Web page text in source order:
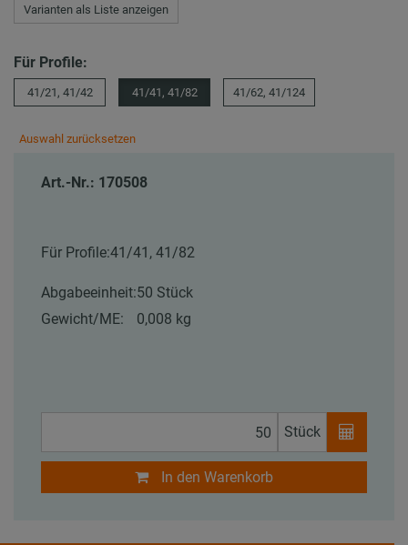
Varianten als Liste anzeigen
Für Profile:
41/21, 41/42 41/41, 41/82 41/62, 41/124
Auswahl zurücksetzen
Art.-Nr.: 170508
Für Profile:41/41, 41/82
Abgabeeinheit:50 Stück
Gewicht/ME:
0,008 kg
Stück
In den Warenkorb